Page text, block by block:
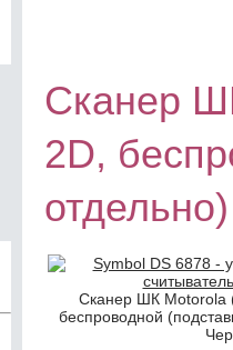
Сканер
2D,
Сканер ШК Motorola
беспроводной